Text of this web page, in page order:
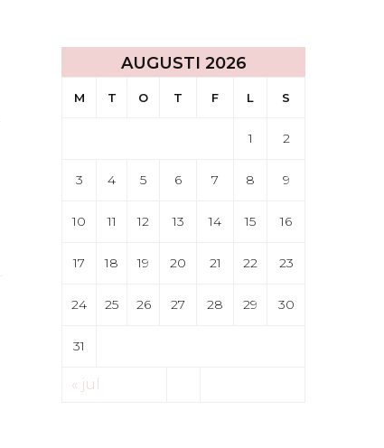
AUGUSTI 2026
M T O T F L S
1 2
3 4 5 6 7 8 9
10 11 12 13 14 15 16
17 18 19 20 21 22 23
24 25 26 27 28 29 30
31
« jul